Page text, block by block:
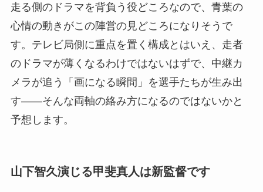
走る側のドラマを背負う役どころなので、青葉の
心情の動きがこの陣営の見どころになりそうで
す。テレビ局側に重点を置く構成とはいえ、走者
のドラマが薄くなるわけではないはずで、中継カ
メラが追う「画になる瞬間」を選手たちが生み出
す——そんな両軸の絡み方になるのではないかと
予想します。
山下智久演じる甲斐真人は新監督です